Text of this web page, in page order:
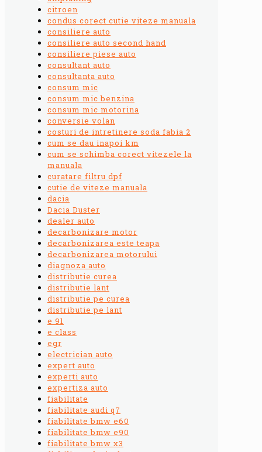
citroen
condus corect cutie viteze manuala
consiliere auto
consiliere auto second hand
consiliere piese auto
consultant auto
consultanta auto
consum mic
consum mic benzina
consum mic motorina
conversie volan
costuri de intretinere soda fabia 2
cum se dau inapoi km
cum se schimba corect vitezele la
manuala
curatare filtru dpf
cutie de viteze manuala
dacia
Dacia Duster
dealer auto
decarbonizare motor
decarbonizarea este teapa
decarbonizarea motorului
diagnoza auto
distributie curea
distributie lant
distributie pe curea
distributie pe lant
e 91
e class
egr
electrician auto
expert auto
experti auto
expertiza auto
fiabilitate
fiabilitate audi q7
fiabilitate bmw e60
fiabilitate bmw e90
fiabilitate bmw x3